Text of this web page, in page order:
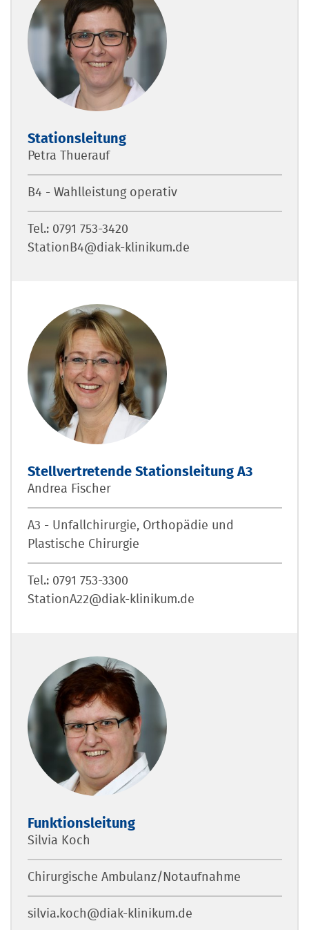
Stationsleitung
Petra Thuerauf
B4 - Wahlleistung operativ
Tel.: 0791 753-3420
StationB4@diak-klinikum.de
Stellvertretende Stationsleitung A3
Andrea Fischer
A3 - Unfallchirurgie, Orthopädie und
Plastische Chirurgie
Tel.: 0791 753-3300
StationA22@diak-klinikum.de
Funktionsleitung
Silvia Koch
Chirurgische Ambulanz/Notaufnahme
silvia.koch@diak-klinikum.de